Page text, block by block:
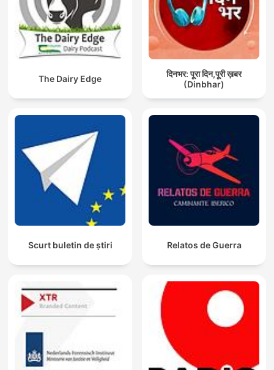
The Dairy Edge
दिनभर: पूरा दिन,पूरी ख़बर
(Dinbhar)
Scurt buletin de știri Relatos de Guerra